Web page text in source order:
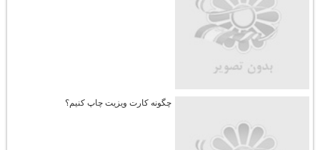
چگونه کارت ویزیت چاپ کنیم؟